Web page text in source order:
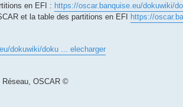
en EFI : https://oscar.banquise.eu/dokuwiki/
et la table des partitions en EFI https://
dokuwiki/doku ... elecharger
OSCAR ©